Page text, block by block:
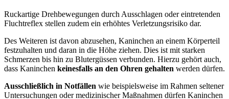
Ruckartige Drehbewegungen durch Ausschlagen oder eintretenden
Fluchtreflex stellen zudem ein erhöhtes Verletzungsrisiko dar.
Des Weiteren ist davon abzusehen, Kaninchen an einem Körperteil
festzuhalten und daran in die Höhe ziehen. Dies ist mit starken
Schmerzen bis hin zu Blutergüssen verbunden. Hierzu gehört auch,
dass Kaninchen keinesfalls an den Ohren gehalten werden dürfen.
Ausschließlich in Notfällen wie beispielsweise im Rahmen seltener
Untersuchungen oder medizinischer Maßnahmen dürfen Kaninchen